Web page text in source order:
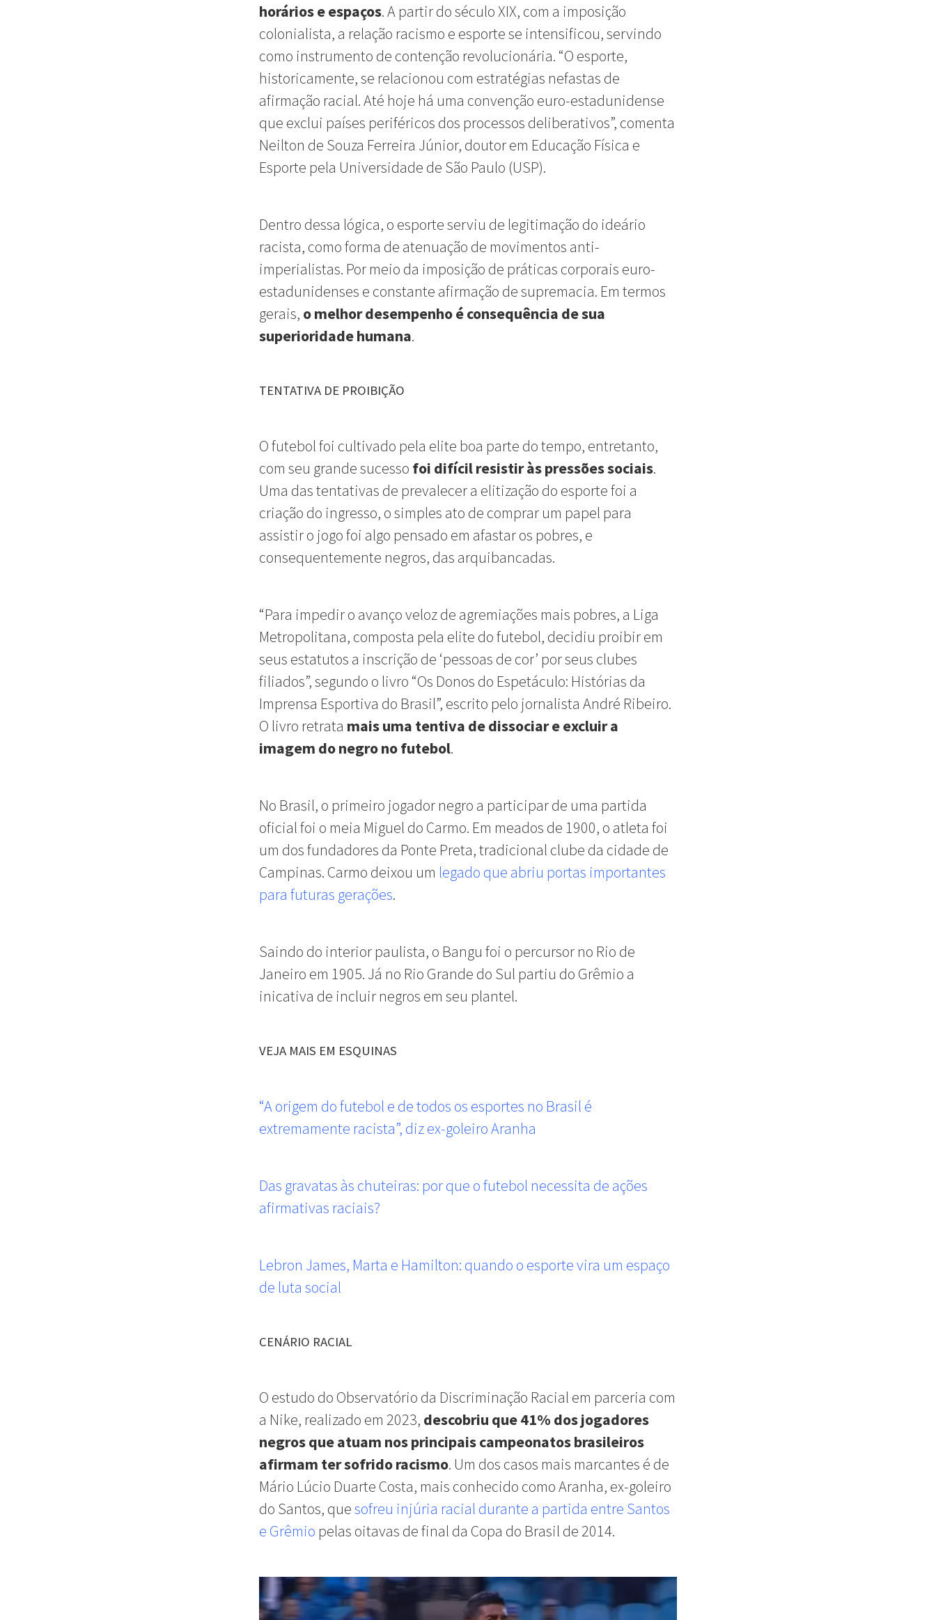
horários e espaços. A partir do século XIX, com a imposição
colonialista, a relação racismo e esporte se intensificou, servindo
como instrumento de contenção revolucionária. “O esporte,
historicamente, se relacionou com estratégias nefastas de
afirmação racial. Até hoje há uma convenção euro-estadunidense
que exclui países periféricos dos processos deliberativos”, comenta
Neilton de Souza Ferreira Júnior, doutor em Educação Física e
Esporte pela Universidade de São Paulo (USP).
Dentro dessa lógica, o esporte serviu de legitimação do ideário
racista, como forma de atenuação de movimentos anti-
imperialistas. Por meio da imposição de práticas corporais euro-
estadunidenses e constante afirmação de supremacia. Em termos
gerais, o melhor desempenho é consequência de sua
superioridade humana.
TENTATIVA DE PROIBIÇÃO
O futebol foi cultivado pela elite boa parte do tempo, entretanto,
com seu grande sucesso foi difícil resistir às pressões sociais.
Uma das tentativas de prevalecer a elitização do esporte foi a
criação do ingresso, o simples ato de comprar um papel para
assistir o jogo foi algo pensado em afastar os pobres, e
consequentemente negros, das arquibancadas.
“Para impedir o avanço veloz de agremiações mais pobres, a Liga
Metropolitana, composta pela elite do futebol, decidiu proibir em
seus estatutos a inscrição de ‘pessoas de cor’ por seus clubes
filiados”, segundo o livro “Os Donos do Espetáculo: Histórias da
Imprensa Esportiva do Brasil”, escrito pelo jornalista André Ribeiro.
O livro retrata mais uma tentiva de dissociar e excluir a
imagem do negro no futebol.
No Brasil, o primeiro jogador negro a participar de uma partida
oficial foi o meia Miguel do Carmo. Em meados de 1900, o atleta foi
um dos fundadores da Ponte Preta, tradicional clube da cidade de
Campinas. Carmo deixou um legado que abriu portas importantes
para futuras gerações.
Saindo do interior paulista, o Bangu foi o percursor no Rio de
Janeiro em 1905. Já no Rio Grande do Sul partiu do Grêmio a
inicativa de incluir negros em seu plantel.
VEJA MAIS EM ESQUINAS
“A origem do futebol e de todos os esportes no Brasil é
extremamente racista”, diz ex-goleiro Aranha
Das gravatas às chuteiras: por que o futebol necessita de ações
afirmativas raciais?
Lebron James, Marta e Hamilton: quando o esporte vira um espaço
de luta social
CENÁRIO RACIAL
O estudo do Observatório da Discriminação Racial em parceria com
a Nike, realizado em 2023, descobriu que 41% dos jogadores
negros que atuam nos principais campeonatos brasileiros
afirmam ter sofrido racismo. Um dos casos mais marcantes é de
Mário Lúcio Duarte Costa, mais conhecido como Aranha, ex-goleiro
do Santos, quesofreu injúria racial durante a partida entre Santos
e Grêmio pelas oitavas de final da Copa do Brasil de 2014.